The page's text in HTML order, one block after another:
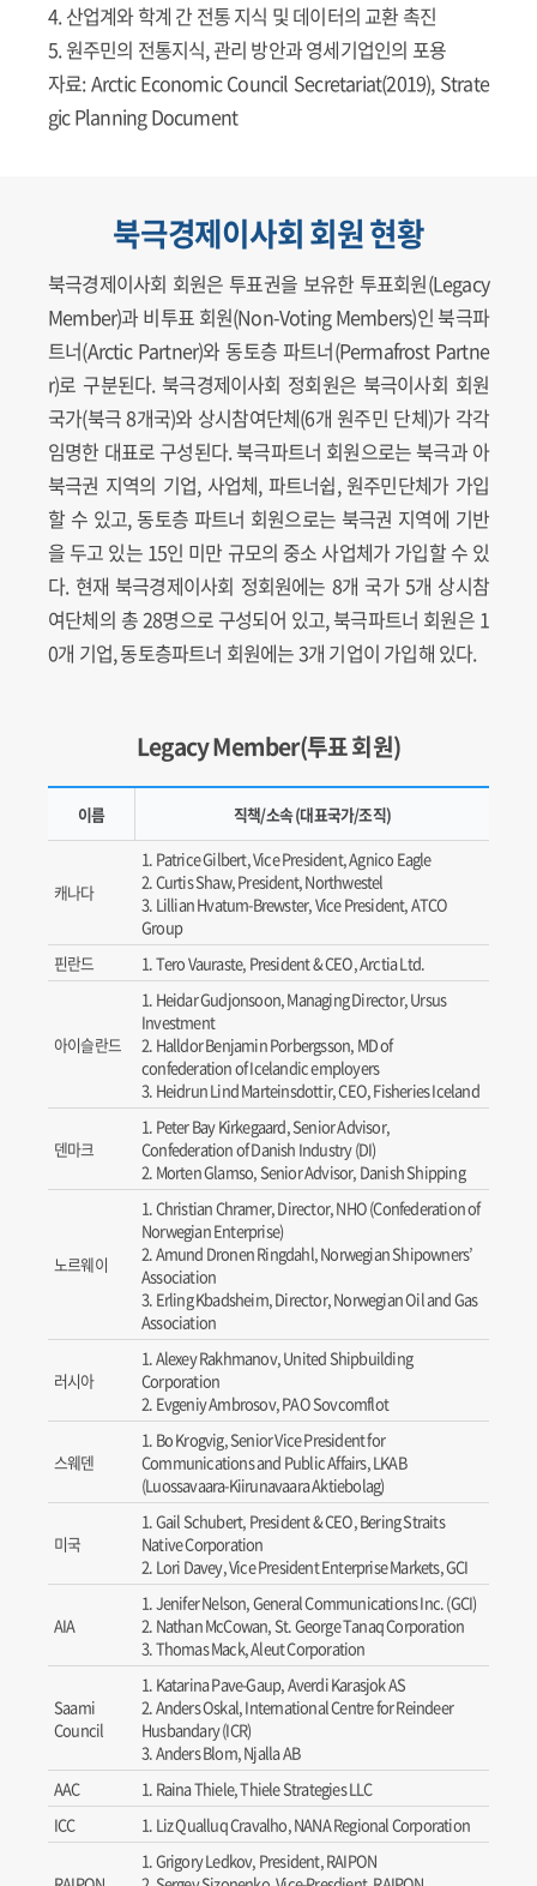
산업계와 학계 간 전통 지식 및 데이터의 교환 촉진
원주민의 전통지식, 관리 방안과 영세기업인의 포용
자료: Arctic Economic Council Secretariat(2019), Strate
gic Planning Document
북극경제이사회 회원 현황
북극경제이사회 회원은 투표권을 보유한 투표회원(Legacy
Member)과 비투표 회원(Non-Voting Members)인 북극파
트너(Arctic Partner)와 동토층 파트너(Permafrost Partne
r)로 구분된다. 북극경제이사회 정회원은 북극이사회 회원
국가(북극 8개국)와 상시참여단체(6개 원주민 단체)가 각각
임명한 대표로 구성된다. 북극파트너 회원으로는 북극과 아
북극권 지역의 기업, 사업체, 파트너쉽, 원주민단체가 가입
할 수 있고, 동토층 파트너 회원으로는 북극권 지역에 기반
을 두고 있는 15인 미만 규모의 중소 사업체가 가입할 수 있
다. 현재 북극경제이사회 정회원에는 8개 국가 5개 상시참
여단체의 총 28명으로 구성되어 있고, 북극파트너 회원은 1
0개 기업, 동토층파트너 회원에는 3개 기업이 가입해 있다.
Legacy Member(투표 회원)
이름 직책/소속 (대표국가/조직)
캐나다
Patrice Gilbert, Vice President, Agnico Eagle
Curtis Shaw, President, Northwestel
Lillian Hvatum-Brewster, Vice President, ATCO
Group
핀란드
Tero Vauraste, President & CEO, Arctia Ltd.
아이슬란드
Heidar Gudjonsoon, Managing Director, Ursus
Investment
Halldor Benjamin Porbergsson, MD of
confederation of Icelandic employers
Heidrun Lind Marteinsdottir, CEO, Fisheries Iceland
덴마크
Peter Bay Kirkegaard, Senior Advisor,
Confederation of Danish Industry (DI)
Morten Glamso, Senior Advisor, Danish Shipping
노르웨이
Christian Chramer, Director, NHO (Confederation of
Norwegian Enterprise)
Amund Dronen Ringdahl, Norwegian Shipowners’
Association
Erling Kbadsheim, Director, Norwegian Oil and Gas
Association
러시아
Alexey Rakhmanov, United Shipbuilding
Corporation
Evgeniy Ambrosov, PAO Sovcomflot
스웨덴
Bo Krogvig, Senior Vice President for
Communications and Public Affairs, LKAB
(Luossavaara-Kiirunavaara Aktiebolag)
미국
Gail Schubert, President & CEO, Bering Straits
Native Corporation
Lori Davey, Vice President Enterprise Markets, GCI
AIA
Jenifer Nelson, General Communications Inc. (GCI)
Nathan McCowan, St. George Tanaq Corporation
Thomas Mack, Aleut Corporation
Saami
Council
Katarina Pave-Gaup, Averdi Karasjok AS
Anders Oskal, International Centre for Reindeer
Husbandary (ICR)
Anders Blom, Njalla AB
AAC
Raina Thiele, Thiele Strategies LLC
ICC
Liz Qualluq Cravalho, NANA Regional Corporation
Grigory Ledkov, President, RAIPON